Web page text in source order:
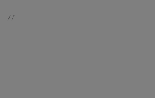
//